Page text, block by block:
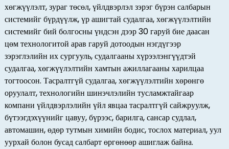
хөгжүүлэлт, зураг төсөл, үйлдвэрлэл зэрэг бүрэн салбарын
системийг бүрдүүлж, үр ашигтай судалгаа, хөгжүүлэлтийн
системийг бий болгосны үндсэн дээр 30 гаруй бие даасан
цөм технологитой арав гаруй дотоодын нэгдүгээр
зэрэглэлийн их сургууль, судалгааны хүрээлэнгүүдтэй
судалгаа, хөгжүүлэлтийн хамтын ажиллагааны харилцаа
тогтоосон. Тасралтгүй судалгаа, хөгжүүлэлтийн хөрөнгө
оруулалт, технологийн шинэчлэлийн тусламжтайгаар
компани үйлдвэрлэлийн үйл явцаа тасралтгүй сайжруулж,
бүтээгдэхүүнийг цавуу, бүрээс, барилга, сансар судлал,
автомашин, өдөр тутмын химийн бодис, тослох материал, уул
уурхай болон бусад салбарт өргөнөөр ашиглаж байна.